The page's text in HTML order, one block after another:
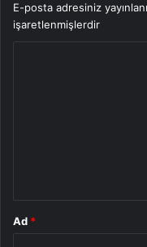
E-posta adresiniz
işaretlenmişlerdir
Ad *